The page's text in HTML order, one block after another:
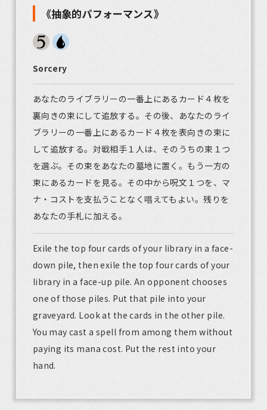
《抽象的パフォーマンス》
Sorcery
あなたのライブラリーの一番上にあるカード４枚を
裏向きの束にして追放する。その後、あなたのライ
ブラリーの一番上にあるカード４枚を表向きの束に
して追放する。対戦相手１人は、そのうちの束１つ
を選ぶ。その束をあなたの墓地に置く。もう一方の
束にあるカードを見る。その中から呪文１つを、マ
ナ・コストを支払うことなく唱えてもよい。残りを
あなたの手札に加える。
Exile the top four cards of your library in a face-
down pile, then exile the top four cards of your
library in a face-up pile. An opponent chooses
one of those piles. Put that pile into your
graveyard. Look at the cards in the other pile.
You may cast a spell from among them without
paying its mana cost. Put the rest into your
hand.